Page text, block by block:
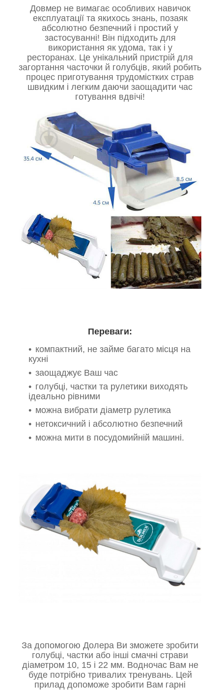
Довмер не вимагає особливих навичок
експлуатації та якихось знань, позаяк
абсолютно безпечний і простий у
застосуванні! Він підходить для
використання як удома, так і у
ресторанах. Це унікальний пристрій для
загортання часточки й голубців, який робить
процес приготування трудомістких страв
швидким і легким даючи заощадити час
готування вдвічі!
Переваги:
компактний, не займе багато місця на
кухні
заощаджує Ваш час
голубці, частки та рулетики виходять
ідеально рівними
можна вибрати діаметр рулетика
нетоксичний і абсолютно безпечний
можна мити в посудомийній машині.
За допомогою Долера Ви зможете зробити
голубці, частки або інші смачні страви
діаметром 10, 15 і 22 мм. Водночас Вам не
буде потрібно тривалих тренувань. Цей
прилад допоможе зробити Вам гарні